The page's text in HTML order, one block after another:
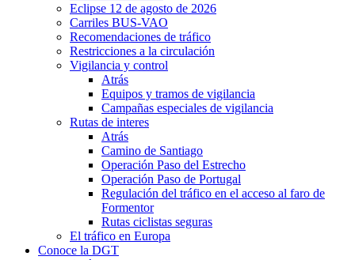
Eclipse 12 de agosto de 2026
Carriles BUS-VAO
Recomendaciones de tráfico
Restricciones a la circulación
Vigilancia y control
Atrás
Equipos y tramos de vigilancia
Campañas especiales de vigilancia
Rutas de interes
Atrás
Camino de Santiago
Operación Paso del Estrecho
Operación Paso de Portugal
Regulación del tráfico en el acceso al faro de
Formentor
Rutas ciclistas seguras
El tráfico en Europa
Conoce la DGT